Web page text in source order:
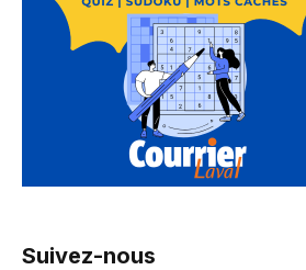
Suivez-nous